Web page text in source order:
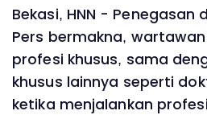
Bekasi, HNN - Penegasan
Pers bermakna,
profesi khusus, sama
khusus lainnya seperti
ketika menjalankan